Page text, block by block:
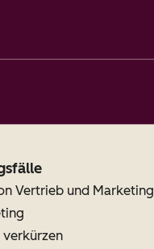
Vertrieb und Marketing
verkürzen